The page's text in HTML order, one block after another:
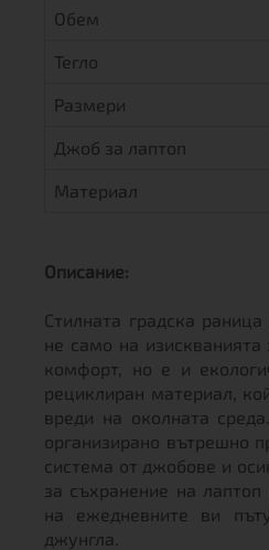
Обем
Тегло
Размери
Джоб за лаптоп
Материал
Описание:
Стилната градска
не само на
комфорт, но е и
рециклиран материал,
вреди на околната
организирано вътрешно
система от джобове и
за съхранение на
на ежедневните ви
джунгла.